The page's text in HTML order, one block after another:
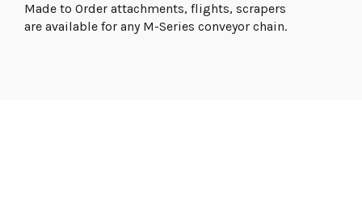
Made to Order attachments, flights, scrapers
are available for any M-Series conveyor chain.